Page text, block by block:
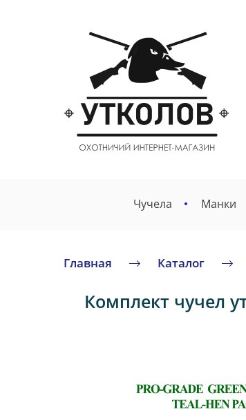
Чучела Манки
Главная Каталог
Комплект чучел